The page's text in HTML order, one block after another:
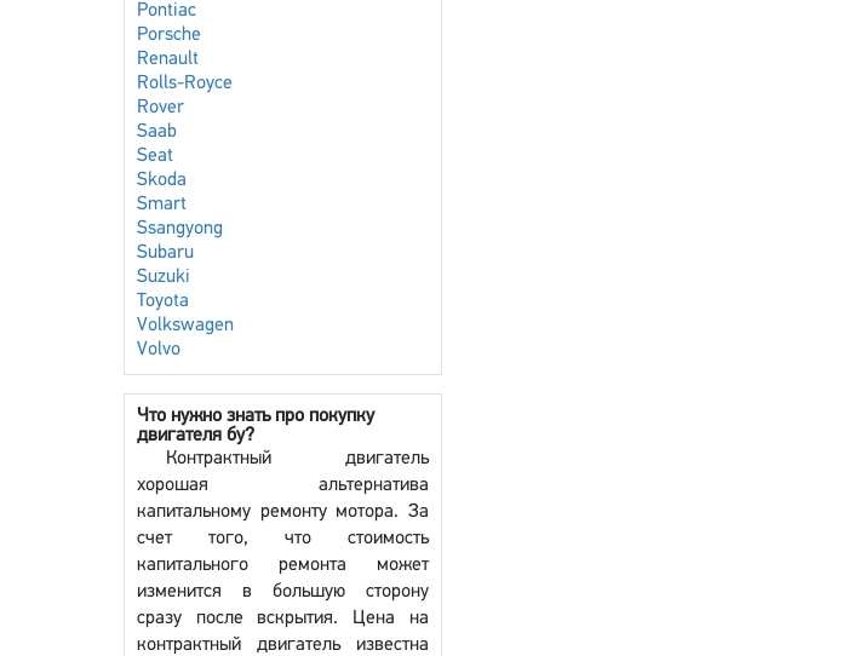
Pontiac
Porsche
Renault
Rolls-Royce
Rover
Saab
Seat
Skoda
Smart
Ssangyong
Subaru
Suzuki
Toyota
Volkswagen
Volvo
Что нужно знать про покупку
двигателя бу?
Контрактный двигатель
хорошая альтернатива
капитальному ремонту мотора. За
счет того, что стоимость
капитального ремонта может
изменится в большую сторону
сразу после вскрытия. Цена на
контрактный двигатель известна